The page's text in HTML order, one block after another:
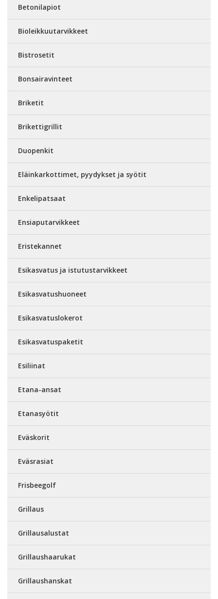
Betonilapiot
Bioleikkuutarvikkeet
Bistrosetit
Bonsairavinteet
Briketit
Brikettigrillit
Duopenkit
Eläinkarkottimet, pyydykset ja syötit
Enkelipatsaat
Ensiaputarvikkeet
Eristekannet
Esikasvatus ja istutustarvikkeet
Esikasvatushuoneet
Esikasvatuslokerot
Esikasvatuspaketit
Esiliinat
Etana-ansat
Etanasyötit
Eväskorit
Eväsrasiat
Frisbeegolf
Grillaus
Grillausalustat
Grillaushaarukat
Grillaushanskat